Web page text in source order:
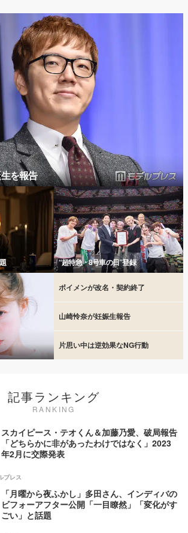
を報告
“超特急・8号車の日”登録
ボイメンが改名・契約終了
山崎怜奈が妊娠生報告
片思い中は逆効果なNG行動
記事ランキング
RANKING
スカイピース・テオくん＆加藤乃愛、破局報告
「どちらかに非があったわけではなく」2023
年2月に交際発表
プレス
「月曜から夜ふかし」多田さん、インディバの
ビフォーアフター公開「一目瞭然」「変化がす
ごい」と話題